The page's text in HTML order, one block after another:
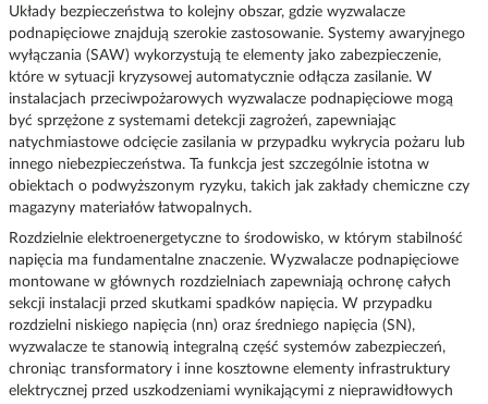
Układy bezpieczeństwa to kolejny obszar, gdzie wyzwalacze
podnapięciowe znajdują szerokie zastosowanie. Systemy awaryjnego
wyłączania (SAW) wykorzystują te elementy jako zabezpieczenie,
które w sytuacji kryzysowej automatycznie odłącza zasilanie. W
instalacjach przeciwpożarowych wyzwalacze podnapięciowe mogą
być sprzężone z systemami detekcji zagrożeń, zapewniając
natychmiastowe odcięcie zasilania w przypadku wykrycia pożaru lub
innego niebezpieczeństwa. Ta funkcja jest szczególnie istotna w
obiektach o podwyższonym ryzyku, takich jak zakłady chemiczne czy
magazyny materiałów łatwopalnych.
Rozdzielnie elektroenergetyczne to środowisko, w którym stabilność
napięcia ma fundamentalne znaczenie. Wyzwalacze podnapięciowe
montowane w głównych rozdzielniach zapewniają ochronę całych
sekcji instalacji przed skutkami spadków napięcia. W przypadku
rozdzielni niskiego napięcia (nn) oraz średniego napięcia (SN),
wyzwalacze te stanowią integralną część systemów zabezpieczeń,
chroniąc transformatory i inne kosztowne elementy infrastruktury
elektrycznej przed uszkodzeniami wynikającymi z nieprawidłowych